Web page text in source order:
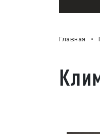
Главная